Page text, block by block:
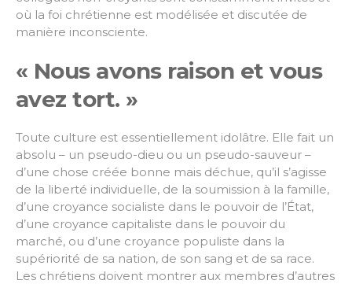
où la foi chrétienne est modélisée et discutée de
manière inconsciente.
« Nous avons raison et vous
avez tort. »
Toute culture est essentiellement idolâtre. Elle fait un
absolu – un pseudo-dieu ou un pseudo-sauveur –
d’une chose créée bonne mais déchue, qu’il s’agisse
de la liberté individuelle, de la soumission à la famille,
d’une croyance socialiste dans le pouvoir de l’État,
d’une croyance capitaliste dans le pouvoir du
marché, ou d’une croyance populiste dans la
supériorité de sa nation, de son sang et de sa race.
Les chrétiens doivent montrer aux membres d’autres